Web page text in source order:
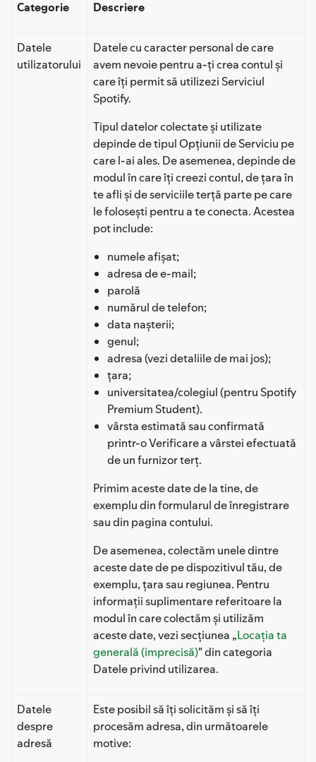
Categorie Descriere
Datele
utilizatorului
Datele cu caracter personal de care
avem nevoie pentru a-ți crea contul și
care îți permit să utilizezi Serviciul
Spotify.
Tipul datelor colectate și utilizate
depinde de tipul Opțiunii de Serviciu pe
care l-ai ales. De asemenea, depinde de
modul în care îți creezi contul, de țara în
te afli și de serviciile terță parte pe care
le folosești pentru a te conecta. Acestea
pot include:
numele afișat;
adresa de e-mail;
parolă
numărul de telefon;
data nașterii;
genul;
adresa (vezi detaliile de mai jos);
țara;
universitatea/colegiul (pentru Spotify
Premium Student).
vârsta estimată sau confirmată
printr-o Verificare a vârstei efectuată
de un furnizor terț.
Primim aceste date de la tine, de
exemplu din formularul de înregistrare
sau din pagina contului.
De asemenea, colectăm unele dintre
aceste date de pe dispozitivul tău, de
exemplu, țara sau regiunea. Pentru
informații suplimentare referitoare la
modul în care colectăm și utilizăm
aceste date, vezi secțiunea „Locația ta
generală (imprecisă)" din categoria
Datele privind utilizarea.
Datele
despre
adresă
Este posibil să îți solicităm și să îți
procesăm adresa, din următoarele
motive: